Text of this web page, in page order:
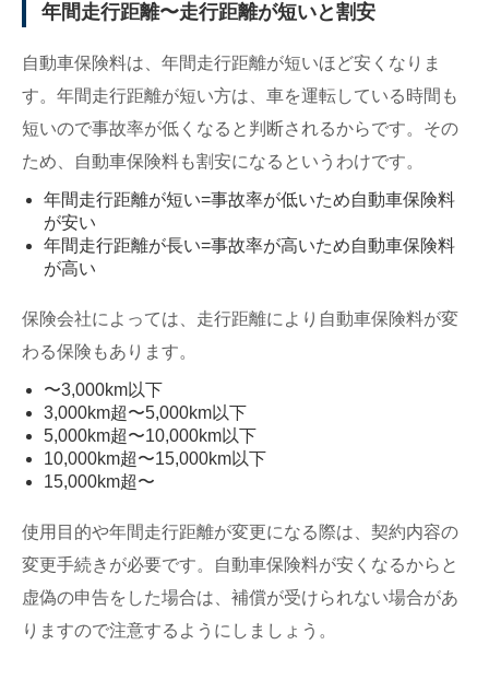
年間走行距離〜走行距離が短いと割安
自動車保険料は、年間走行距離が短いほど安くなりま
す。年間走行距離が短い方は、車を運転している時間も
短いので事故率が低くなると判断されるからです。その
ため、自動車保険料も割安になるというわけです。
年間走行距離が短い=事故率が低いため自動車保険料
が安い
年間走行距離が長い=事故率が高いため自動車保険料
が高い
保険会社によっては、走行距離により自動車保険料が変
わる保険もあります。
〜3,000km以下
3,000km超〜5,000km以下
5,000km超〜10,000km以下
10,000km超〜15,000km以下
15,000km超〜
使用目的や年間走行距離が変更になる際は、契約内容の
変更手続きが必要です。自動車保険料が安くなるからと
虚偽の申告をした場合は、補償が受けられない場合があ
りますので注意するようにしましょう。